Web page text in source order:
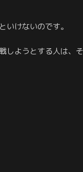
けないのです。
しようとする人は、